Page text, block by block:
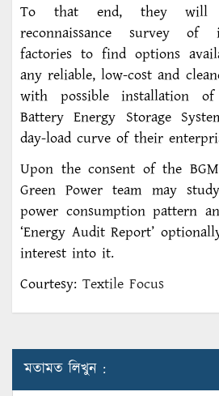
To that end, they will
reconnaissance survey of
factories to find options
any reliable, low-cost and
with possible installation
Battery Energy Storage
day-load curve of their
Upon the consent of the
Green Power team may
power consumption pattern
‘Energy Audit Report’
interest into it.
Courtesy: Textile Focus
মতামত লিখুন :